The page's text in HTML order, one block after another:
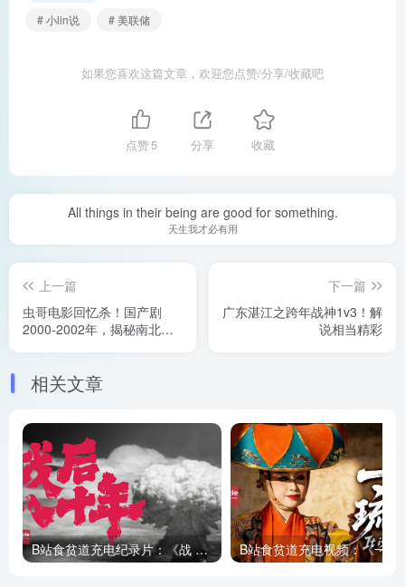
# 小lin说
# 美联储
如果您喜欢这篇文章，欢迎您点赞/分享/收藏吧
点赞5 分享 收藏
All things in their being are good for something.
天生我才必有用
上一篇
虫哥电影回忆杀！国产剧
2000-2002年，揭秘南北方
下一篇
广东湛江之跨年战神1v3！解
说相当精彩
相关文章
B站食贫道充电纪录片：《战 后 八 十 年》日本系列第二期免费